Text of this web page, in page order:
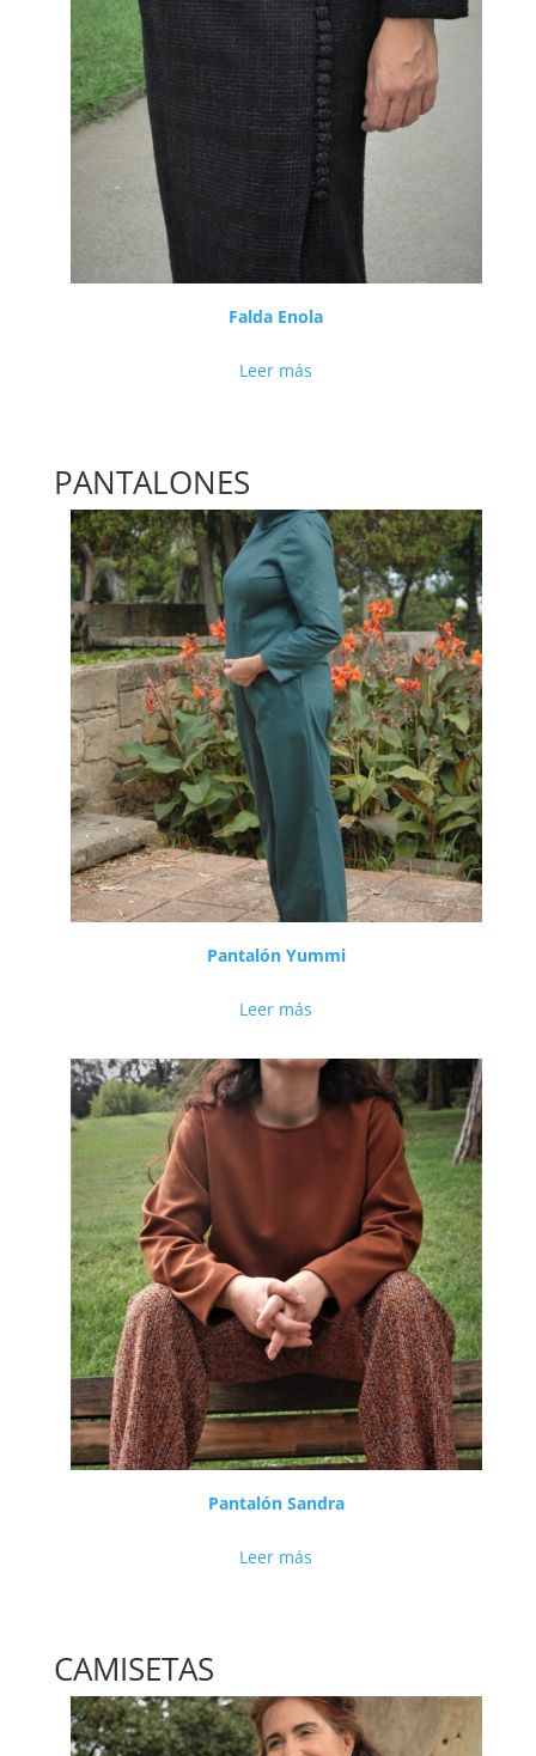
Falda Enola
Leer más
PANTALONES
Pantalón Yummi
Leer más
Pantalón Sandra
Leer más
CAMISETAS